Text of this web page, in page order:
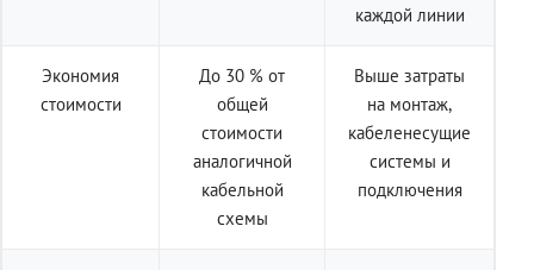
каждой линии
Экономия
стоимости
До 30 % от
общей
стоимости
аналогичной
кабельной
схемы
Выше затраты
на монтаж,
кабеленесущие
системы и
подключения